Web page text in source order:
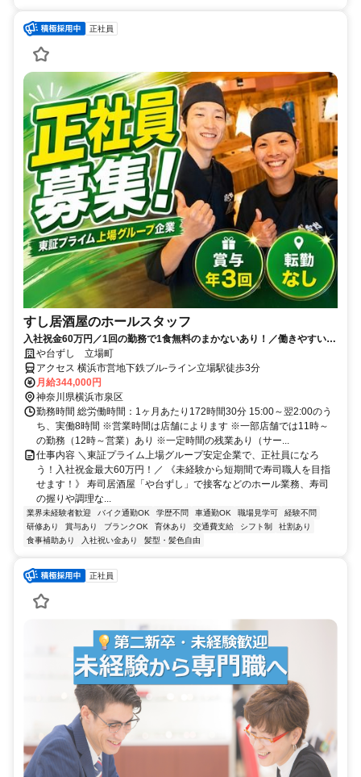
正社員
すし居酒屋のホールスタッフ
入社祝金60万円／1回の勤務で1食無料のまかないあり！／働きやすい環
境づくりに力を入れています◎
や台ずし 立場町
アクセス 横浜市営地下鉄ブル-ライン立場駅徒歩3分
月給344,000円
神奈川県横浜市泉区
勤務時間 総労働時間：1ヶ月あたり172時間30分 15:00～翌2:00のう
ち、実働8時間 ※営業時間は店舗によります ※一部店舗では11時～
の勤務（12時～営業）あり ※一定時間の残業あり（サー...
仕事内容 ＼東証プライム上場グループ安定企業で、正社員になろ
う！入社祝金最大60万円！／ 《未経験から短期間で寿司職人を目指
せます！》 寿司居酒屋「や台ずし」で接客などのホール業務、寿司
の握りや調理な...
業界未経験者歓迎 バイク通勤OK 学歴不問 車通勤OK 職場見学可
経験不問
研修あり
賞与あり ブランクOK 育休あり 交通費支給 シフト制
社割あり
食事補助あり
入社祝い金あり 髪型・髪色自由
正社員